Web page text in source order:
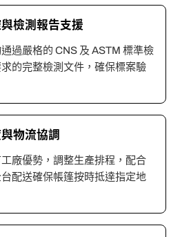
檢測報告支援
過嚴格的 CNS 及 ASTM 標準檢
的完整檢測文件，確保標案驗
物流協調
廠優勢，調整生產排程，配合
配送確保帳篷按時抵達指定地